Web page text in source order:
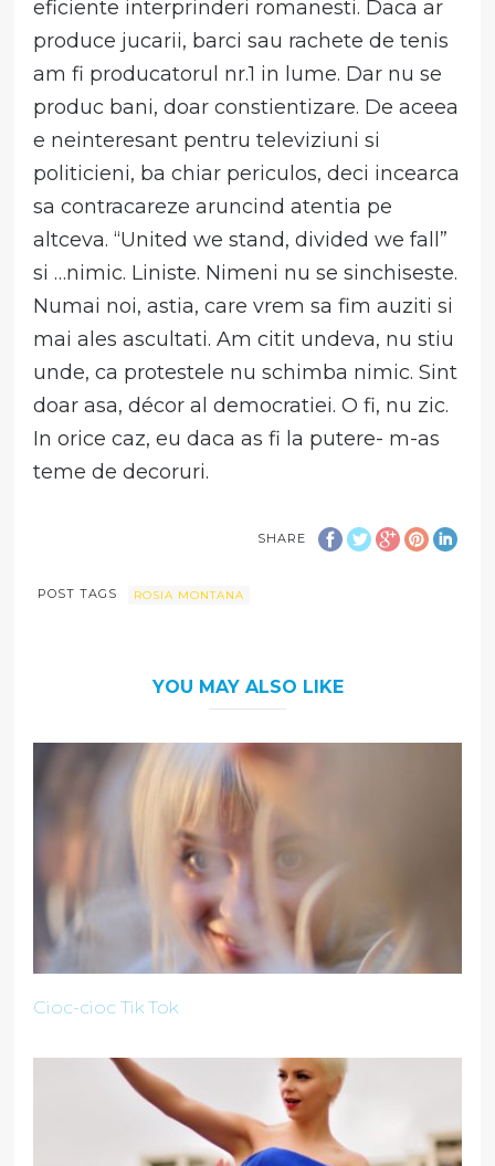
eficiente interprinderi romanesti. Daca ar
produce jucarii, barci sau rachete de tenis
am fi producatorul nr.1 in lume. Dar nu se
produc bani, doar constientizare. De aceea
e neinteresant pentru televiziuni si
politicieni, ba chiar periculos, deci incearca
sa contracareze aruncind atentia pe
altceva. “United we stand, divided we fall”
si …nimic. Liniste. Nimeni nu se sinchiseste.
Numai noi, astia, care vrem sa fim auziti si
mai ales ascultati. Am citit undeva, nu stiu
unde, ca protestele nu schimba nimic. Sint
doar asa, décor al democratiei. O fi, nu zic.
In orice caz, eu daca as fi la putere- m-as
teme de decoruri.
SHARE
POST TAGS ROSIA MONTANA
YOU MAY ALSO LIKE
Cioc-cioc Tik Tok